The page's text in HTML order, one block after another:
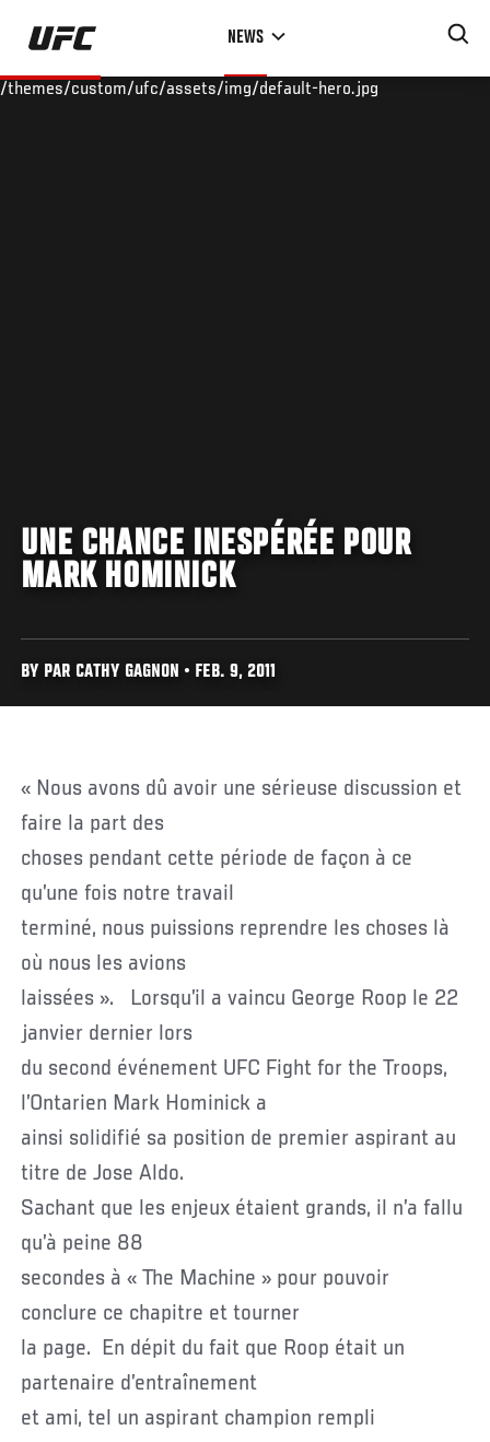
Skip
main
NEWS
/themes/custom/ufc/assets/img/default-hero.jpg
UNE CHANCE INESPÉRÉE POUR
MARK HOMINICK
BY PAR CATHY GAGNON • FEB. 9, 2011
« Nous avons dû avoir une sérieuse discussion et
faire la part des
choses pendant cette période de façon à ce
qu’une fois notre travail
terminé, nous puissions reprendre les choses là
où nous les avions
laissées ». Lorsqu’il a vaincu George Roop le 22
janvier dernier lors
du second événement UFC Fight for the Troops,
l’Ontarien Mark Hominick a
ainsi solidifié sa position de premier aspirant au
titre de Jose Aldo.
Sachant que les enjeux étaient grands, il n’a fallu
qu’à peine 88
secondes à « The Machine » pour pouvoir
conclure ce chapitre et tourner
la page. En dépit du fait que Roop était un
partenaire d’entraînement
et ami, tel un aspirant champion rempli